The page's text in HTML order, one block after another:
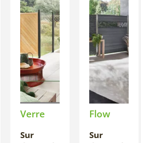
Verre
Sur
Flow
Sur